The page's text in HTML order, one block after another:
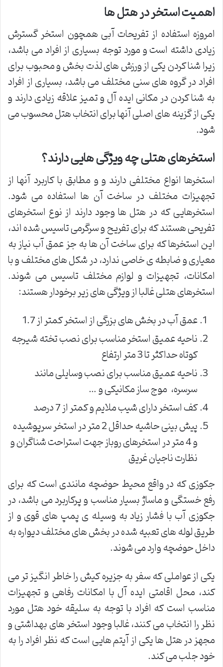
اهمیت استخر در هتل ها
امروزه استفاده از تفریحات آبی همچون استخر گسترش
زیادی داشته است و مورد توجه بسیاری از افراد می باشد،
زیرا شنا کردن یکی از ورزش های لذت بخش و محبوب برای
افراد در گروه های سنی مختلف می باشد، بسیاری از افراد
به شنا کردن در مکانی ایده آل و تمیز علاقه زیادی دارند و
یکی از گزینه های اصلی آنها برای انتخاب هتل محسوب می
شود.
استخرهای هتلی چه ویژگی هایی دارند؟
استخرها انواع مختلفی دارند و و مطابق با کاربرد آنها از
تجهیزات مختلف در ساخت آن ها استفاده می شود.
استخرهایی که در هتل ها وجود دارند از نوع استخرهای
تفریحی هستند که برای تفریح و سرگرمی تاسیس شده اند،
این استخرها که برای ساخت آن ها به جز عمق آب نیاز به
معیاری و ضابطه ی خاصی ندارد، در شکل های مختلف و با
امکانات، تجهیزات و لوازم مختلف تاسیس می شوند.
استخرهای هتلی غالبا از ویژگی های زیر برخودار هستند:
عمق آب در بخش های بزرگی از استخر کمتر از 1.7
ناحیه عمیق استخر مناسب برای نصب تخته شیرجه
کوتاه حداکثر تا 3 متر ارتفاع
ناحیه عمیق مناسب برای نصب وسایلی مانند
سرسره، موج ساز مکانیکی و …
کف استخر دارای شیب ملایم و کمتر از 7 درصد
پیش بینی حاشیه حداقل 2 متر در استخر سرپوشیده
و 4 متر در استخرهای روباز جهت استراحت شناگران و
نظارت ناجیان غریق
جکوزی که در واقع محیط حوضچه مانندی است که برای
رفع خستگی و ماساژ بسیار مناسب و پرکاربرد می باشد، در
جکوزی آب با فشار زیاد به وسیله ی پمپ های قوی و از
طریق لوله های تعبیه شده در بخش های مختلف دیواره به
داخل حوضچه وارد می شوند.
یکی از عواملی که سفر به جزیره کیش را خاطر انگیز تر می
کند، محل اقامتی ایده آل با امکانات رفاهی و تجهیزات
مناسب است که افراد با توجه به سلیقه خود هتل مورد
نظر را انتخاب می کنند، غالبا وجود استخر های بهداشتی و
مجهز در هتل ها یکی از آیتم هایی است که نظر افراد را به
خود جلب می کند.